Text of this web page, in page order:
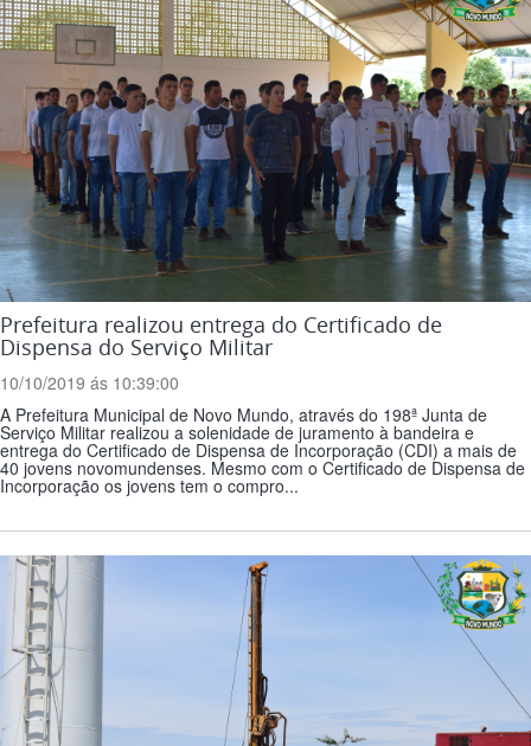
Prefeitura realizou entrega do Certificado de
Dispensa do Serviço Militar
10/10/2019 ás 10:39:00
A Prefeitura Municipal de Novo Mundo, através do 198ª Junta de
Serviço Militar realizou a solenidade de juramento à bandeira e
entrega do Certificado de Dispensa de Incorporação (CDI) a mais de
40 jovens novomundenses. Mesmo com o Certificado de Dispensa de
Incorporação os jovens tem o compro...